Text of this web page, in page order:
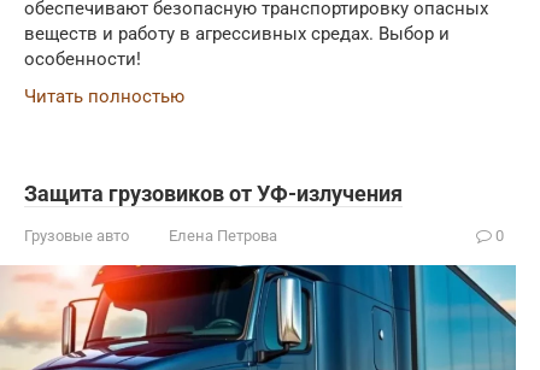
обеспечивают безопасную транспортировку опасных
веществ и работу в агрессивных средах. Выбор и
особенности!
Читать полностью
Защита грузовиков от УФ-излучения
Грузовые авто Елена Петрова 0